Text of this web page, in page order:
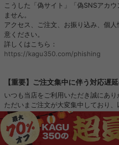
こうした「偽サイト」「偽SNSアカ
ません。
アクセス、ご注文、お振り込み、個
意ください。
詳しくはこちら：
https://kagu350.com/phishing
【重要】ご注文集中に伴う対応遅
いつも当店をご利用いただき誠にあり
ただいまご注文が大変集中しており
時間をいただく場合がございます。
【商品の発送】：順次進めておりま